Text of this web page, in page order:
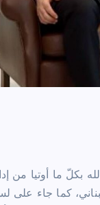
ما أوتيا من
كما جاء على